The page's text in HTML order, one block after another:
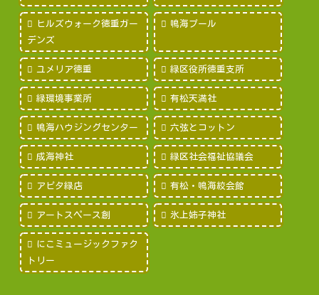
ヒルズウォーク徳重ガー
デンズ
鳴海プール
ユメリア徳重 緑区役所徳重支所
緑環境事業所 有松天満社
鳴海ハウジングセンター 六弦とコットン
成海神社 緑区社会福祉協議会
アピタ緑店 有松・鳴海絞会館
アートスペース創 氷上姉子神社
にこミュージックファク
トリー